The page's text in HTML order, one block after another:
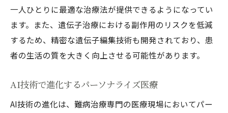
治療の進化が改善する患者のQOL
医療費削減を目指す新技術の役割
医療従事者のスキル向上と効果的な導入
新技術導入の障壁とその解決策
治療成果を高めるための多職種連携
一人ひとりに最適な治療法が提供できるようになってい
ます。また、遺伝子治療における副作用のリスクを低減
するため、精密な遺伝子編集技術も開発されており、患
者の生活の質を大きく向上させる可能性があります。
AI技術で進化するパーソナライズ医療
AI技術の進化は、難病治療専門の医療現場においてパー